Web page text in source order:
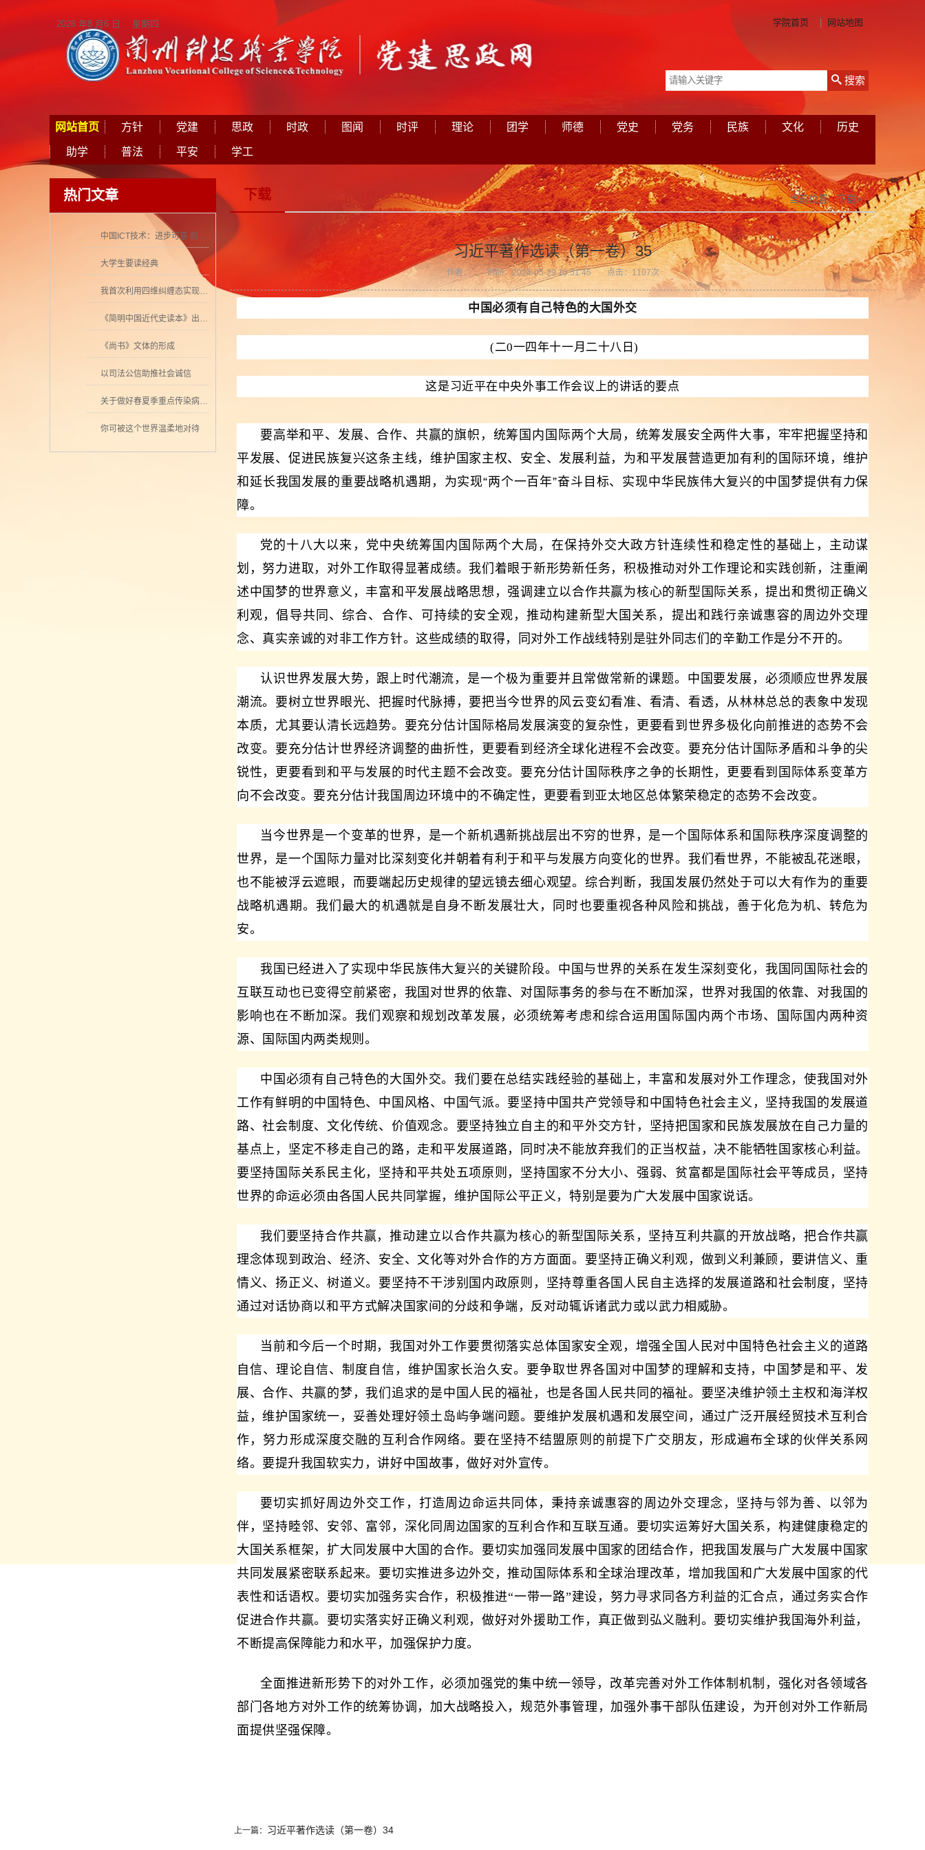
2026 年8 月6 日 星期四 学院首页 网站地图
搜索
网站首页 方针 党建 思政 时政 图闻 时评 理论 团学 师德 党史 党务 民族 文化 历史
助学 普法 平安 学工
热门文章
中国ICT技术：进步可喜 前景可期
大学生要读经典
我首次利用四维纠缠态实现量子密集编码
《简明中国近代史读本》出版 历史学者张海鹏领衔撰写
《尚书》文体的形成
以司法公信助推社会诚信
关于做好春夏季重点传染病防控工作的通知
你可被这个世界温柔地对待
下载 当前位置: 下载>
习近平著作选读（第一卷）35
作者： 时间：2024-05-29 10:51:45 点击： 1107次
中国必须有自己特色的大国外交
(二0一四年十一月二十八日)
这是习近平在中央外事工作会议上的讲话的要点
要高举和平、发展、合作、共赢的旗帜，统筹国内国际两个大局，统筹发展安全两件大事，牢牢把握坚持和
平发展、促进民族复兴这条主线，维护国家主权、安全、发展利益，为和平发展营造更加有利的国际环境，维护
和延长我国发展的重要战略机遇期，为实现“两个一百年”奋斗目标、实现中华民族伟大复兴的中国梦提供有力保
障。
党的十八大以来，党中央统筹国内国际两个大局，在保持外交大政方针连续性和稳定性的基础上，主动谋
划，努力进取，对外工作取得显著成绩。我们着眼于新形势新任务，积极推动对外工作理论和实践创新，注重阐
述中国梦的世界意义，丰富和平发展战略思想，强调建立以合作共赢为核心的新型国际关系，提出和贯彻正确义
利观，倡导共同、综合、合作、可持续的安全观，推动构建新型大国关系，提出和践行亲诚惠容的周边外交理
念、真实亲诚的对非工作方针。这些成绩的取得，同对外工作战线特别是驻外同志们的辛勤工作是分不开的。
认识世界发展大势，跟上时代潮流，是一个极为重要并且常做常新的课题。中国要发展，必须顺应世界发展
潮流。要树立世界眼光、把握时代脉搏，要把当今世界的风云变幻看准、看清、看透，从林林总总的表象中发现
本质，尤其要认清长远趋势。要充分估计国际格局发展演变的复杂性，更要看到世界多极化向前推进的态势不会
改变。要充分估计世界经济调整的曲折性，更要看到经济全球化进程不会改变。要充分估计国际矛盾和斗争的尖
锐性，更要看到和平与发展的时代主题不会改变。要充分估计国际秩序之争的长期性，更要看到国际体系变革方
向不会改变。要充分估计我国周边环境中的不确定性，更要看到亚太地区总体繁荣稳定的态势不会改变。
当今世界是一个变革的世界，是一个新机遇新挑战层出不穷的世界，是一个国际体系和国际秩序深度调整的
世界，是一个国际力量对比深刻变化并朝着有利于和平与发展方向变化的世界。我们看世界，不能被乱花迷眼，
也不能被浮云遮眼，而要端起历史规律的望远镜去细心观望。综合判断，我国发展仍然处于可以大有作为的重要
战略机遇期。我们最大的机遇就是自身不断发展壮大，同时也要重视各种风险和挑战，善于化危为机、转危为
安。
我国已经进入了实现中华民族伟大复兴的关键阶段。中国与世界的关系在发生深刻变化，我国同国际社会的
互联互动也已变得空前紧密，我国对世界的依靠、对国际事务的参与在不断加深，世界对我国的依靠、对我国的
影响也在不断加深。我们观察和规划改革发展，必须统筹考虑和综合运用国际国内两个市场、国际国内两种资
源、国际国内两类规则。
中国必须有自己特色的大国外交。我们要在总结实践经验的基础上，丰富和发展对外工作理念，使我国对外
工作有鲜明的中国特色、中国风格、中国气派。要坚持中国共产党领导和中国特色社会主义，坚持我国的发展道
路、社会制度、文化传统、价值观念。要坚持独立自主的和平外交方针，坚持把国家和民族发展放在自己力量的
基点上，坚定不移走自己的路，走和平发展道路，同时决不能放弃我们的正当权益，决不能牺牲国家核心利益。
要坚持国际关系民主化，坚持和平共处五项原则，坚持国家不分大小、强弱、贫富都是国际社会平等成员，坚持
世界的命运必须由各国人民共同掌握，维护国际公平正义，特别是要为广大发展中国家说话。
我们要坚持合作共赢，推动建立以合作共赢为核心的新型国际关系，坚持互利共赢的开放战略，把合作共赢
理念体现到政治、经济、安全、文化等对外合作的方方面面。要坚持正确义利观，做到义利兼顾，要讲信义、重
情义、扬正义、树道义。要坚持不干涉别国内政原则，坚持尊重各国人民自主选择的发展道路和社会制度，坚持
通过对话协商以和平方式解决国家间的分歧和争端，反对动辄诉诸武力或以武力相威胁。
当前和今后一个时期，我国对外工作要贯彻落实总体国家安全观，增强全国人民对中国特色社会主义的道路
自信、理论自信、制度自信，维护国家长治久安。要争取世界各国对中国梦的理解和支持，中国梦是和平、发
展、合作、共赢的梦，我们追求的是中国人民的福祉，也是各国人民共同的福祉。要坚决维护领土主权和海洋权
益，维护国家统一，妥善处理好领土岛屿争端问题。要维护发展机遇和发展空间，通过广泛开展经贸技术互利合
作，努力形成深度交融的互利合作网络。要在坚持不结盟原则的前提下广交朋友，形成遍布全球的伙伴关系网
络。要提升我国软实力，讲好中国故事，做好对外宣传。
要切实抓好周边外交工作，打造周边命运共同体，秉持亲诚惠容的周边外交理念，坚持与邻为善、以邻为
伴，坚持睦邻、安邻、富邻，深化同周边国家的互利合作和互联互通。要切实运筹好大国关系，构建健康稳定的
大国关系框架，扩大同发展中大国的合作。要切实加强同发展中国家的团结合作，把我国发展与广大发展中国家
共同发展紧密联系起来。要切实推进多边外交，推动国际体系和全球治理改革，增加我国和广大发展中国家的代
表性和话语权。要切实加强务实合作，积极推进“一带一路”建设，努力寻求同各方利益的汇合点，通过务实合作
促进合作共赢。要切实落实好正确义利观，做好对外援助工作，真正做到弘义融利。要切实维护我国海外利益，
不断提高保障能力和水平，加强保护力度。
全面推进新形势下的对外工作，必须加强党的集中统一领导，改革完善对外工作体制机制，强化对各领域各
部门各地方对外工作的统筹协调，加大战略投入，规范外事管理，加强外事干部队伍建设，为开创对外工作新局
面提供坚强保障。
上一篇： 习近平著作选读（第一卷）34